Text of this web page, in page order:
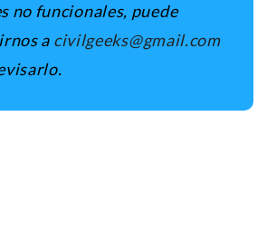
no funcionales, puede
a civilgeeks@gmail.com